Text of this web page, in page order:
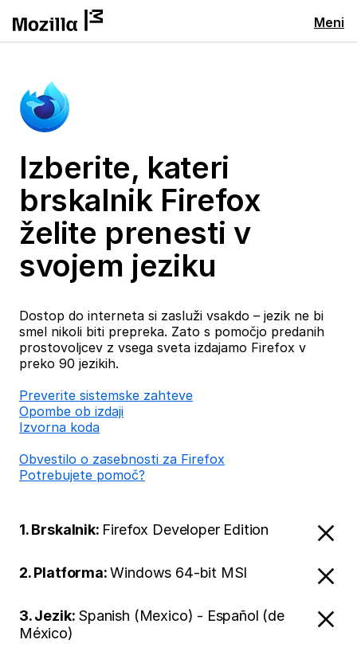
Meni
Izberite, kateri
brskalnik Firefox
želite prenesti v
svojem jeziku
Dostop do interneta si zasluži vsakdo – jezik ne bi
smel nikoli biti prepreka. Zato s pomočjo predanih
prostovoljcev z vsega sveta izdajamo Firefox v
preko 90 jezikih.
Preverite sistemske zahteve
Opombe ob izdaji
Izvorna koda
Obvestilo o zasebnosti za Firefox
Potrebujete pomoč?
1. Brskalnik: Firefox Developer Edition
2. Platforma:Windows 64-bit MSI
3. Jezik: Spanish (Mexico) - Español (de
México)